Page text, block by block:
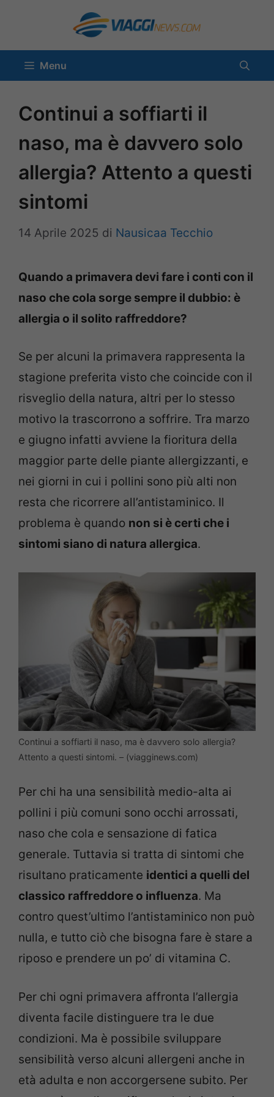
contenuto
Menu
Continui a soffiarti il
naso, ma è davvero solo
allergia? Attento a questi
sintomi
14 Aprile 2025 di Nausicaa Tecchio
Quando a primavera devi fare i conti con il
naso che cola sorge sempre il dubbio: è
allergia o il solito raffreddore?
Se per alcuni la primavera rappresenta la
stagione preferita visto che coincide con il
risveglio della natura, altri per lo stesso
motivo la trascorrono a soffrire. Tra marzo
e giugno infatti avviene la fioritura della
maggior parte delle piante allergizzanti, e
nei giorni in cui i pollini sono più alti non
resta che ricorrere all’antistaminico. Il
problema è quando non si è certi che i
sintomi siano di natura allergica.
Continui a soffiarti il naso, ma è davvero solo allergia?
Attento a questi sintomi. – (viagginews.com)
Per chi ha una sensibilità medio-alta ai
pollini i più comuni sono occhi arrossati,
naso che cola e sensazione di fatica
generale. Tuttavia si tratta di sintomi che
risultano praticamente identici a quelli del
classico raffreddore o influenza. Ma
contro quest’ultimo l’antistaminico non può
nulla, e tutto ciò che bisogna fare è stare a
riposo e prendere un po’ di vitamina C.
Per chi ogni primavera affronta l’allergia
diventa facile distinguere tra le due
condizioni. Ma è possibile sviluppare
sensibilità verso alcuni allergeni anche in
età adulta e non accorgersene subito. Per